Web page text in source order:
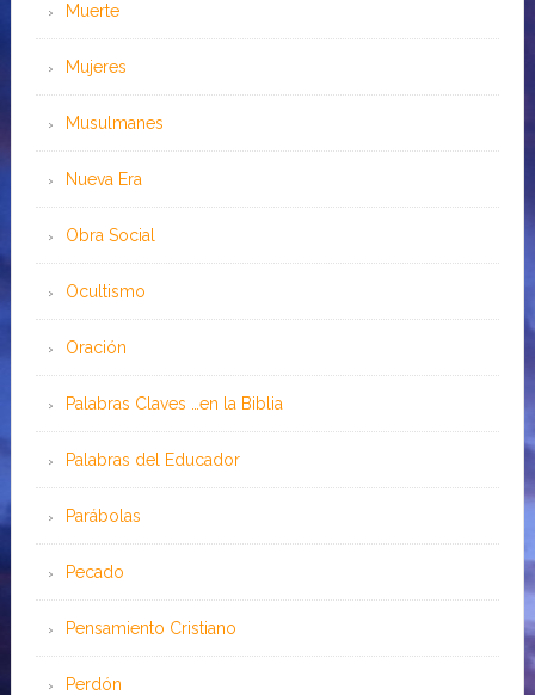
Muerte
Mujeres
Musulmanes
Nueva Era
Obra Social
Ocultismo
Oración
Palabras Claves …en la Biblia
Palabras del Educador
Parábolas
Pecado
Pensamiento Cristiano
Perdón